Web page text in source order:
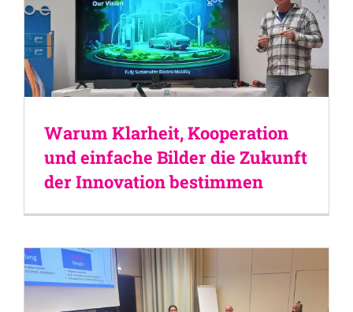
Warum Klarheit, Kooperation
und einfache Bilder die Zukunft
der Innovation bestimmen